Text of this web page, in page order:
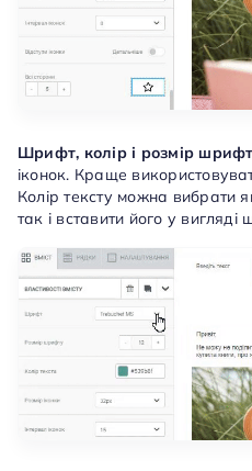
Шрифт, колір і розмір
іконок. Краще
Колір тексту можна вибрати
так і вставити його у вигляді